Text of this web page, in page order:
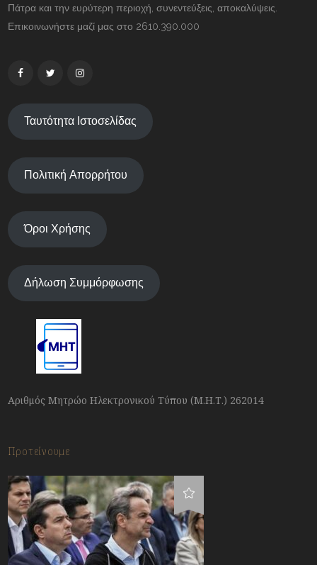
Πάτρα και την ευρύτερη περιοχή, συνεντεύξεις, αποκαλύψεις.
Επικοινωνήστε μαζί μας στο 2610.390.000
Ταυτότητα Ιστοσελίδας
Πολιτική Απορρήτου
Όροι Χρήσης
Δήλωση Συμμόρφωσης
Αριθμός Μητρώο Ηλεκτρονικού Τύπου (Μ.Η.Τ.) 262014
Προτείνουμε